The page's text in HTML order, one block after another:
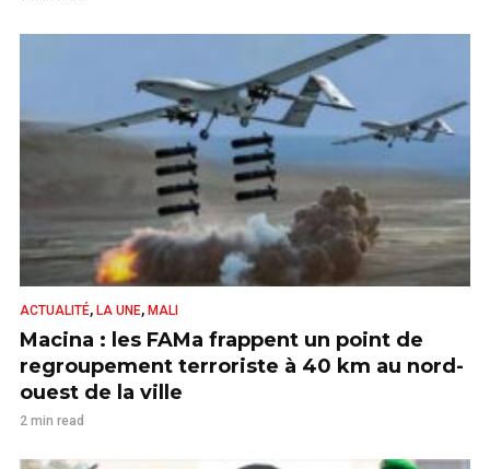
ACTUALITÉ, LA UNE, MALI
Macina : les FAMa frappent un point de
regroupement terroriste à 40 km au nord-
ouest de la ville
2 min read